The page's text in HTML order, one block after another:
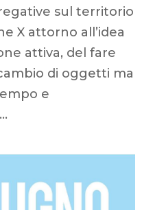
sul territorio
X attorno all’idea
attiva, del fare
di oggetti ma
e